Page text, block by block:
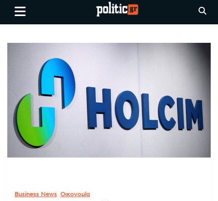
Skip
Ειδήσεις απο τη
Θεσσαλονίκη, την Ελλάδα και
όλο τον Κόσμο
politic.gr
Business News Οικονομία